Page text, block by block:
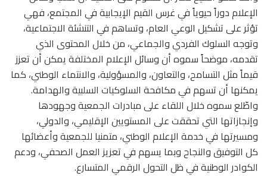
الإعلام دوراً حيوياً في غرس القيم الإيجابية في المجتمع، فهي
تؤثر على تشكيل الوعي العام، وتساهم في التنشئة الاجتماعية،
وتوجه السلوك الفردي والجماعي، من خلال المحتوى الذي
تقدمه، موضحاً سموه أن وسائل الإعلام المختلفة يمكن أن تعزز
قيماً مثل التسامح، والتعاون، والمسؤولية، والانتماء الوطني، كما
يمكنها أن تسهم في مكافحة السلوكيات السلبية والهدامة.
واطّلع سموه خلال اللقاء على مبادرات الجمعية وجهودها
وإنجازاتها التي تحققت على المستويين الإقليمي، والدولي،
ومسيرتها في خدمة الإعلام الوطني، متمنيا للجمعية وأعضائها
كل التوفيق والنجاح وبما يسهم في تعزيز العمل الصحفي، ودعم
الكوادر الوطنية في ظل التحول الرقمي المتسارع.